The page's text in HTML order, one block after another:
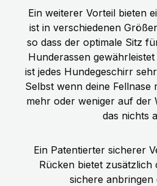
Ein weiterer Vorteil bieten
ist in verschiedenen
so dass der optimale Sitz
Hunderassen
ist jedes Hundegeschirr
Selbst wenn deine Fellnase
mehr oder weniger auf der
das nichts
Ein Patentierter sicherer
Rücken bietet zusätzlich
sichere anbringen